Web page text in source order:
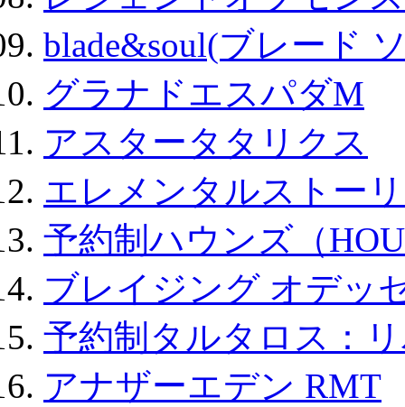
blade&soul(ブレード
グラナドエスパダM
アスタータタリクス
エレメンタルストー
予約制ハウンズ（
ブレイジング オデッ
予約制タルタロス：
アナザーエデン RMT